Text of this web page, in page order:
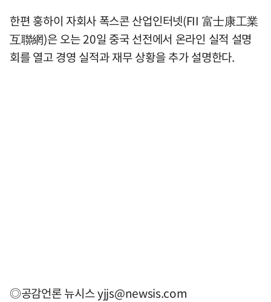
한편 훙하이 자회사 폭스콘 산업인터넷(FII 富士康工業
互聯網)은 오는 20일 중국 선전에서 온라인 실적 설명
회를 열고 경영 실적과 재무 상황을 추가 설명한다.
◎공감언론 뉴시스yjjs@newsis.com